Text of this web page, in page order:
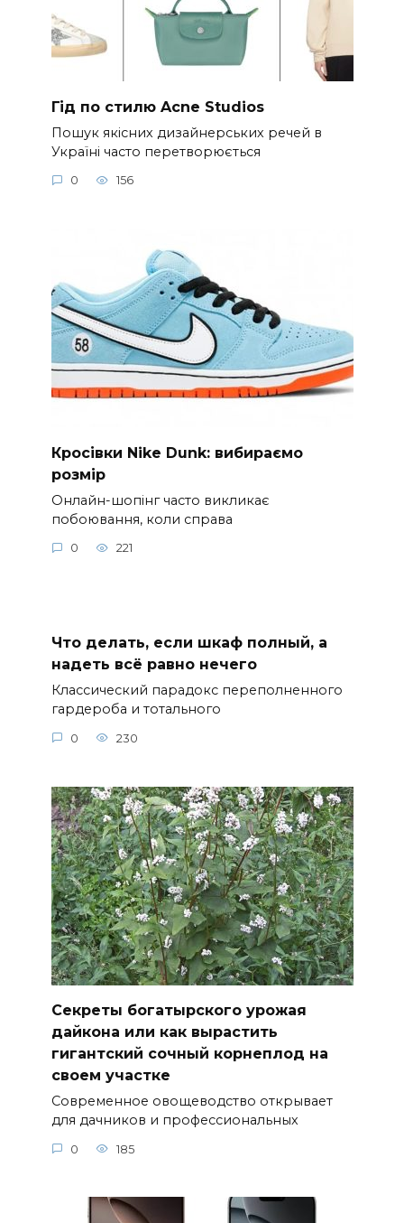
Гід по стилю Acne Studios
Пошук якісних дизайнерських речей в
Україні часто перетворюється
0 156
Кросівки Nike Dunk: вибираємо
розмір
Онлайн-шопінг часто викликає
побоювання, коли справа
0 221
Что делать, если шкаф полный, а
надеть всё равно нечего
Классический парадокс переполненного
гардероба и тотального
0 230
Секреты богатырского урожая
дайкона или как вырастить
гигантский сочный корнеплод на
своем участке
Современное овощеводство открывает
для дачников и профессиональных
0 185